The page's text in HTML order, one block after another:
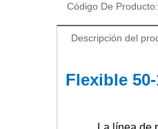
Código De Producto:
Descripción del
Flexible